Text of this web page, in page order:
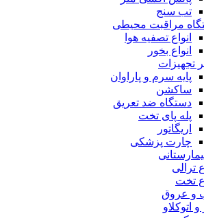
تب سنج
مراقبت محیطی
انواع تصفیه هوا
انواع بخور
تجهیزات
پایه سرم و پاراوان
ساکشن
دستگاه ضد تعریق
پله پای تخت
اریگاتور
چارت پزشکی
ترالی
تخت
و عروق
اتوکلاو